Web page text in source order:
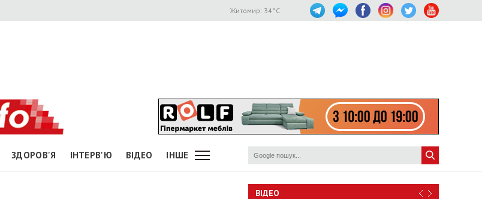
Житомир: 34°C
ЗДОРОВ'Я ІНТЕРВ'Ю ВІДЕО ІНШЕ
ВІДЕО